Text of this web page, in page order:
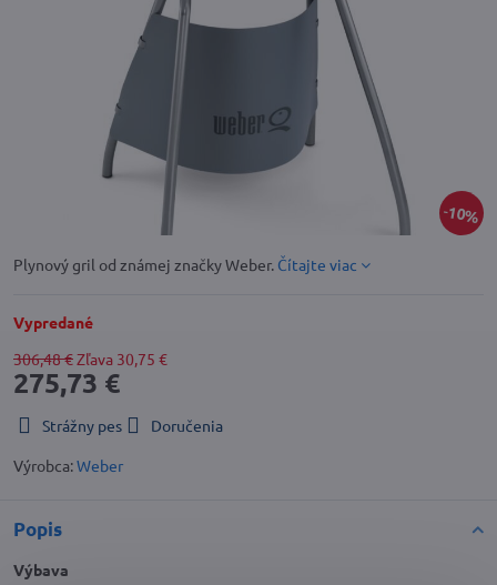
10%
Plynový gril od známej značky Weber. Čítajte viac
Vypredané
306,48 €Zľava 30,75 €
275,73 €
Strážny pes
Doručenia
Výrobca:Weber
Popis
Výbava